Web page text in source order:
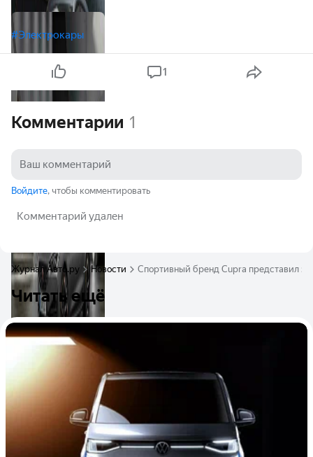
#Электрокары
1
Комментарии 1
Войдите, чтобы комментировать
Комментарий удален
Журнал Авто.ру Новости Спортивный бренд Cupra представил
Читать ещё